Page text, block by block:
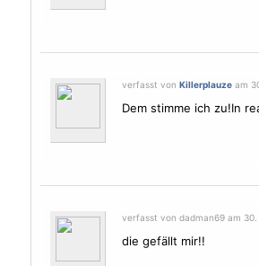
verfasst von Killerplauzeam
Dem stimme ich zu!In
verfasst von dadman69 am 30.
die gefällt mir!!